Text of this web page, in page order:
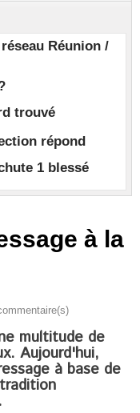
Réunion /
trouvé
répond
1 blessé
à la
multitude de
Aujourd'hui,
à base de